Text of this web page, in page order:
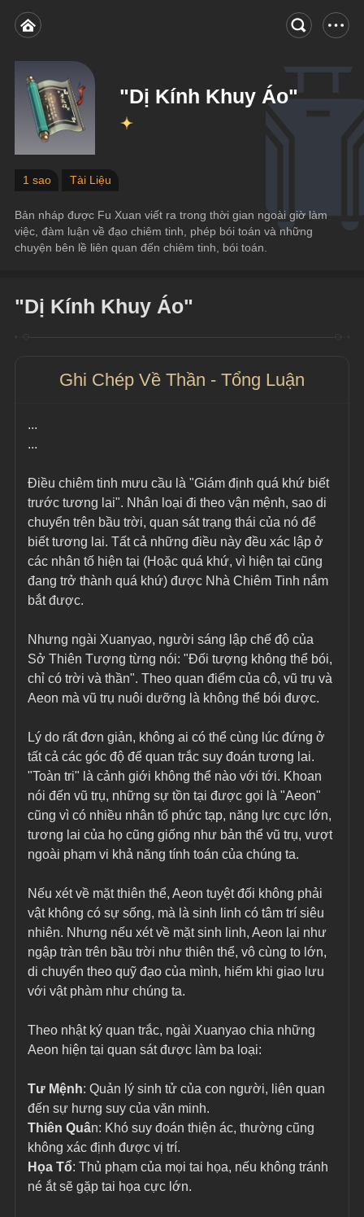
"Dị Kính Khuy Áo"
1 sao Tài Liệu
Bản nháp được Fu Xuan viết ra trong thời gian ngoài giờ làm
việc, đàm luận về đạo chiêm tinh, phép bói toán và những
chuyện bên lề liên quan đến chiêm tinh, bói toán.
"Dị Kính Khuy Áo"
Ghi Chép Về Thần - Tổng Luận
...
...
Điều chiêm tinh mưu cầu là "Giám định quá khứ biết
trước tương lai". Nhân loại đi theo vận mệnh, sao di
chuyển trên bầu trời, quan sát trạng thái của nó để
biết tương lai. Tất cả những điều này đều xác lập ở
các nhân tố hiện tại (Hoặc quá khứ, vì hiện tại cũng
đang trở thành quá khứ) được Nhà Chiêm Tinh nắm
bắt được.
Nhưng ngài Xuanyao, người sáng lập chế độ của
Sở Thiên Tượng từng nói: "Đối tượng không thể bói,
chỉ có trời và thần". Theo quan điểm của cô, vũ trụ và
Aeon mà vũ trụ nuôi dưỡng là không thể bói được.
Lý do rất đơn giản, không ai có thể cùng lúc đứng ở
tất cả các góc độ để quan trắc suy đoán tương lai.
"Toàn tri" là cảnh giới không thể nào với tới. Khoan
nói đến vũ trụ, những sự tồn tại được gọi là "Aeon"
cũng vì có nhiều nhân tố phức tạp, năng lực cực lớn,
tương lai của họ cũng giống như bản thể vũ trụ, vượt
ngoài phạm vi khả năng tính toán của chúng ta.
Nếu xét về mặt thiên thể, Aeon tuyệt đối không phải
vật không có sự sống, mà là sinh linh có tâm trí siêu
nhiên. Nhưng nếu xét về mặt sinh linh, Aeon lại như
ngập tràn trên bầu trời như thiên thể, vô cùng to lớn,
di chuyển theo quỹ đạo của mình, hiếm khi giao lưu
với vật phàm như chúng ta.
Theo nhật ký quan trắc, ngài Xuanyao chia những
Aeon hiện tại quan sát được làm ba loại:
Tư Mệnh: Quản lý sinh tử của con người, liên quan
đến sự hưng suy của văn minh.
Thiên Quân: Khó suy đoán thiện ác, thường cũng
không xác định được vị trí.
Họa Tổ: Thủ phạm của mọi tai họa, nếu không tránh
né ắt sẽ gặp tai họa cực lớn.